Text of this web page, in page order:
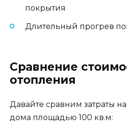
покрытия
Длительный прогрев
Сравнение
отопления
Давайте сравним затраты
дома площадью 100 кв.м: